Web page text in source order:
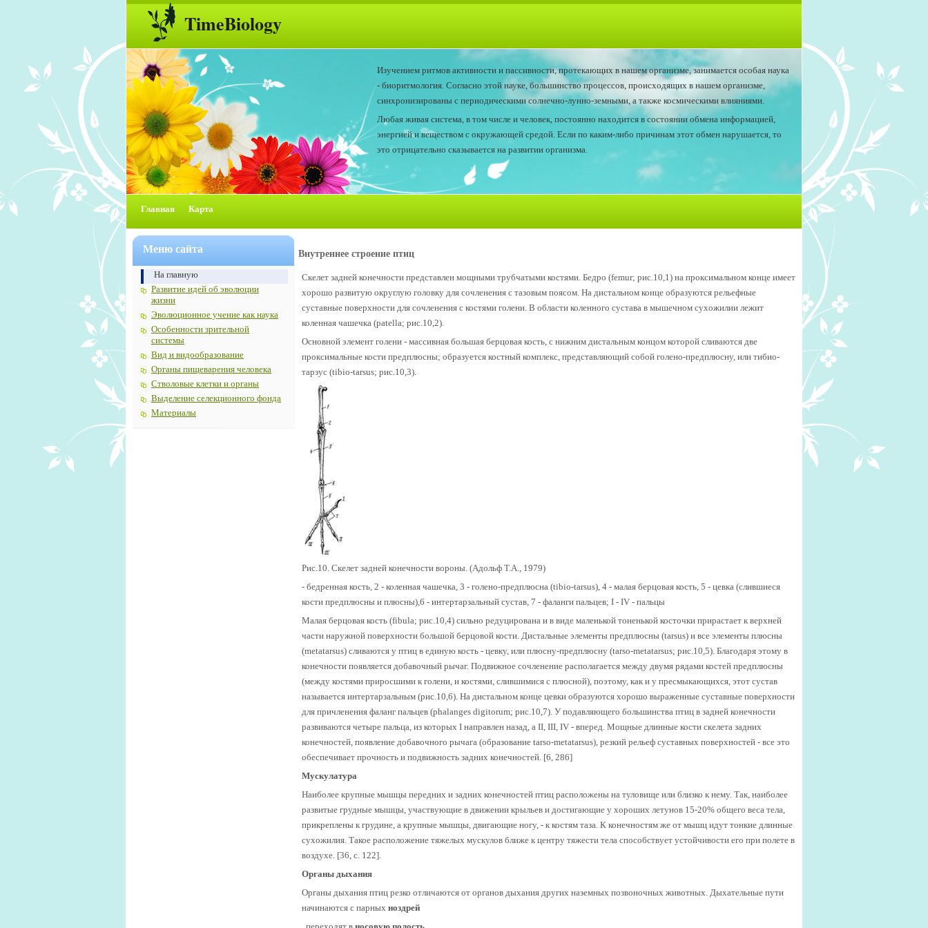
TimeBiology
Изучением ритмов активности и пассивности, протекающих в нашем организме, занимается особая наука
- биоритмология. Согласно этой науке, большинство процессов, происходящих в нашем организме,
синхронизированы с периодическими солнечно-лунно-земными, а также космическими влияниями.
Любая живая система, в том числе и человек, постоянно находится в состоянии обмена информацией,
энергией и веществом с окружающей средой. Если по каким-либо причинам этот обмен нарушается, то
это отрицательно сказывается на развитии организма.
Главная Карта
Меню сайта
На главную
Развитие идей об эволюции
жизни
Эволюционное учение как наука
Особенности зрительной
системы
Вид и видообразование
Органы пищеварения человека
Стволовые клетки и органы
Выделение селекционного фонда
Материалы
Внутреннее строение птиц
Скелет задней конечности представлен мощными трубчатыми костями. Бедро (femur; рис.10,1) на проксимальном конце имеет
хорошо развитую округлую головку для сочленения с тазовым поясом. На дистальном конце образуются рельефные
суставные поверхности для сочленения с костями голени. В области коленного сустава в мышечном сухожилии лежит
коленная чашечка (patella; рис.10,2).
Основной элемент голени - массивная большая берцовая кость, с нижним дистальным концом которой сливаются две
проксимальные кости предплюсны; образуется костный комплекс, представляющий собой голено-предплюсну, или тибио-
тарзус (tibio-tarsus; рис.10,3).
Рис.10. Скелет задней конечности вороны. (Адольф Т.А., 1979)
- бедренная кость, 2 - коленная чашечка, 3 - голено-предплюсна (tibio-tarsus), 4 - малая берцовая кость, 5 - цевка (слившиеся
кости предплюсны и плюсны),6 - интертарзальный сустав, 7 - фаланги пальцев; I - IV - пальцы
Малая берцовая кость (fibula; рис.10,4) сильно редуцирована и в виде маленькой тоненькой косточки прирастает к верхней
части наружной поверхности большой берцовой кости. Дистальные элементы предплюсны (tarsus) и все элементы плюсны
(metatarsus) сливаются у птиц в единую кость - цевку, или плюсну-предплюсну (tarso-metatarsus; рис.10,5). Благодаря этому в
конечности появляется добавочный рычаг. Подвижное сочленение располагается между двумя рядами костей предплюсны
(между костями приросшими к голени, и костями, слившимися с плюсной), поэтому, как и у пресмыкающихся, этот сустав
называется интертарзальным (рис.10,6). На дистальном конце цевки образуются хорошо выраженные суставные поверхности
для причленения фаланг пальцев (phalanges digitorum; рис.10,7). У подавляющего большинства птиц в задней конечности
развиваются четыре пальца, из которых I направлен назад, а II, III, IV - вперед. Мощные длинные кости скелета задних
конечностей, появление добавочного рычага (образование tarso-metatarsus), резкий рельеф суставных поверхностей - все это
обеспечивает прочность и подвижность задних конечностей. [6, 286]
Мускулатура
Наиболее крупные мышцы передних и задних конечностей птиц расположены на туловище или близко к нему. Так, наиболее
развитые грудные мышцы, участвующие в движении крыльев и достигающие у хороших летунов 15-20% общего веса тела,
прикреплены к грудине, а крупные мышцы, двигающие ногу, - к костям таза. К конечностям же от мышц идут тонкие длинные
сухожилия. Такое расположение тяжелых мускулов ближе к центру тяжести тела способствует устойчивости его при полете в
воздухе. [36, c. 122].
Органы дыхания
Органы дыхания птиц резко отличаются от органов дыхания других наземных позвоночных животных. Дыхательные пути
начинаются с парных ноздрей